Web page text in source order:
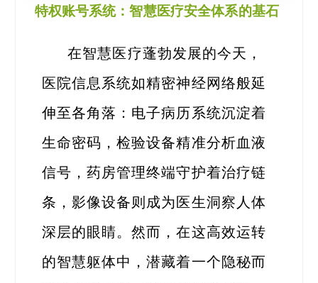
特权账号系统：智慧医疗安全体系的基石
在智慧医疗蓬勃发展的今天，
医院信息系统如精密神经网络般延
伸至各角落：电子病历系统沉淀着
生命密码，检验设备精准分析血液
信号，药房管理终端守护着治疗链
条，影像设备则成为医生洞察人体
深层的眼睛。然而，在这高效运转
的智慧躯体中，潜藏着一个隐秘而